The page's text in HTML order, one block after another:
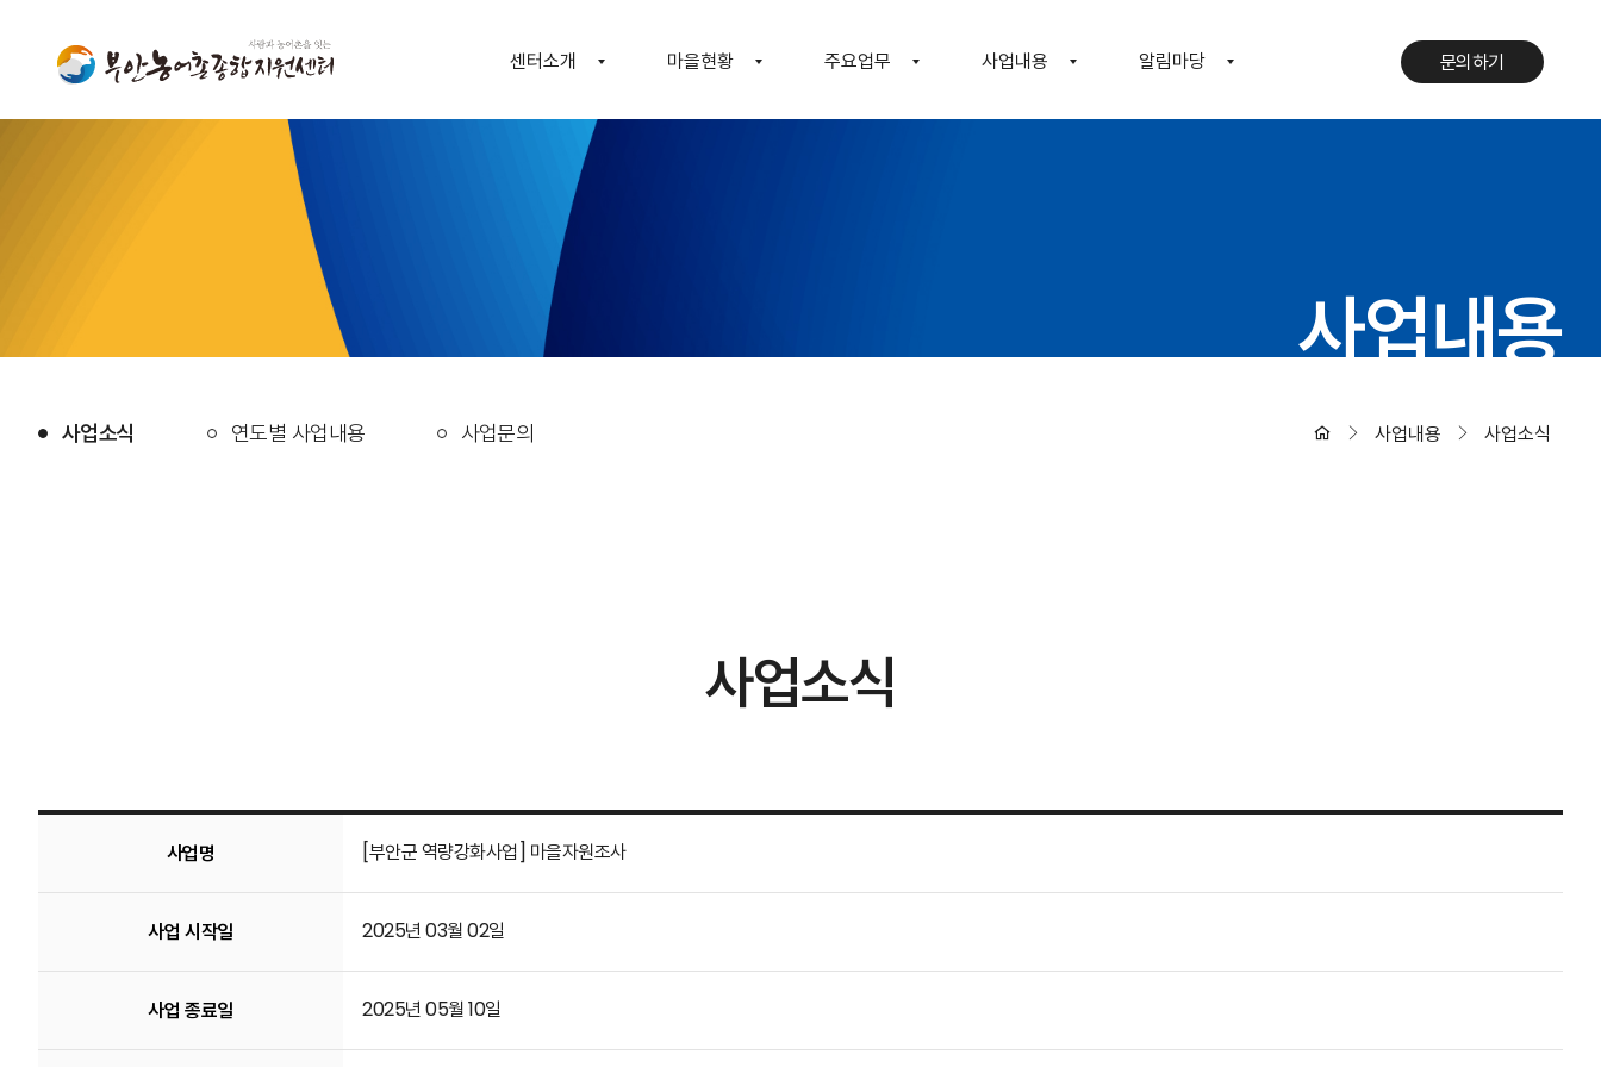
센터소개 마을현황 주요업무 사업내용 알림마당
문의하기
문의하기
사업내용
사업소식 연도별 사업내용 사업문의 사업내용 사업소식
사업소식
사업명 [부안군 역량강화사업] 마을자원조사
사업 시작일 2025년 03월 02일
사업 종료일 2025년 05월 10일